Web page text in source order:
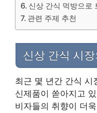
신상 간식 먹방으로
관련 주제 추천
신상 간식 시
최근 몇 년간 간식 시
신제품이 쏟아지고
비자들의 취향이 더